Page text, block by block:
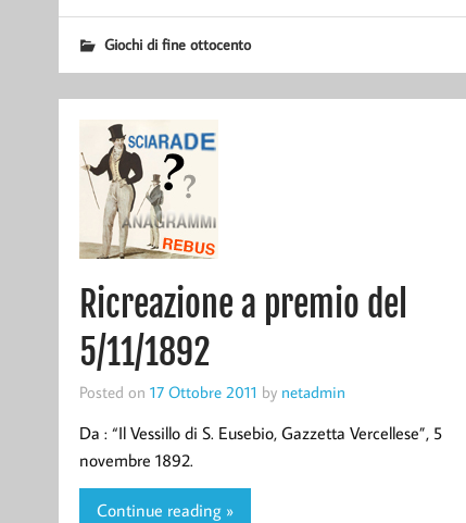
Giochi di fine ottocento
Ricreazione a premio del
5/11/1892
Posted on 17 Ottobre 2011 by netadmin
Da : “Il Vessillo di S. Eusebio, Gazzetta Vercellese”, 5
novembre 1892.
Continue reading »